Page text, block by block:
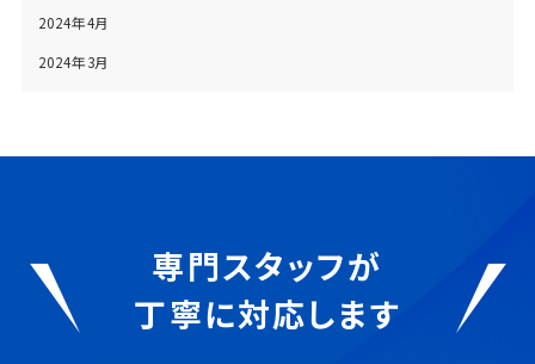
2024年4月
2024年3月
専門スタッフが
丁寧に対応します